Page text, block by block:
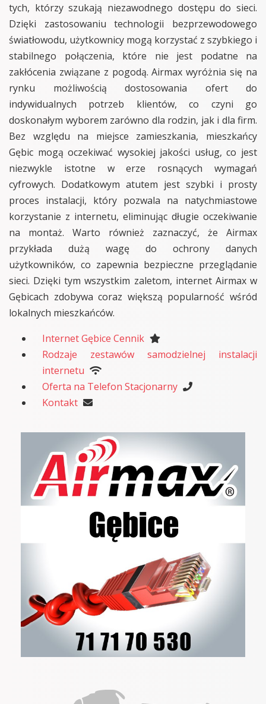
tych, którzy szukają niezawodnego dostępu do sieci.
Dzięki zastosowaniu technologii bezprzewodowego
światłowodu, użytkownicy mogą korzystać z szybkiego i
stabilnego połączenia, które nie jest podatne na
zakłócenia związane z pogodą. Airmax wyróżnia się na
rynku możliwością dostosowania ofert do
indywidualnych potrzeb klientów, co czyni go
doskonałym wyborem zarówno dla rodzin, jak i dla firm.
Bez względu na miejsce zamieszkania, mieszkańcy
Gębic mogą oczekiwać wysokiej jakości usług, co jest
niezwykle istotne w erze rosnących wymagań
cyfrowych. Dodatkowym atutem jest szybki i prosty
proces instalacji, który pozwala na natychmiastowe
korzystanie z internetu, eliminując długie oczekiwanie
na montaż. Warto również zaznaczyć, że Airmax
przykłada dużą wagę do ochrony danych
użytkowników, co zapewnia bezpieczne przeglądanie
sieci. Dzięki tym wszystkim zaletom, internet Airmax w
Gębicach zdobywa coraz większą popularność wśród
lokalnych mieszkańców.
Internet Gębice Cennik
Rodzaje zestawów samodzielnej instalacji
internetu
Oferta na Telefon Stacjonarny
Kontakt